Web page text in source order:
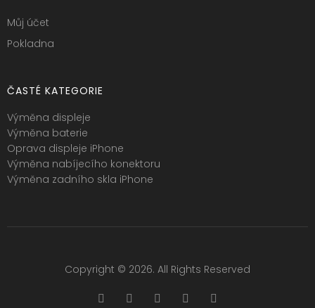
Můj účet
Pokladna
ČASTÉ KATEGORIE
Výměna displeje
Výměna baterie
Oprava displeje iPhone
Výměna nabíjecího konektoru
Výměna zadního skla iPhone
Copyright © 2026. All Rights Reserved